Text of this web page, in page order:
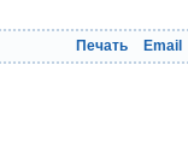
Печать Email